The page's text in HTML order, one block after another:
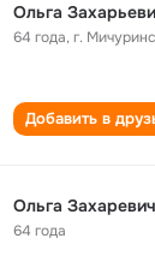
Ольга
64 года,г.
Добавить в
Ольга Захаревич
64 года